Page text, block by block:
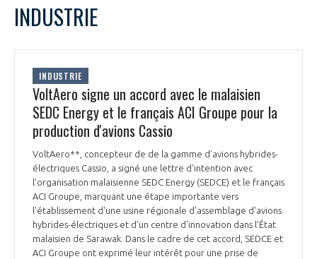
INDUSTRIE
INDUSTRIE
VoltAero signe un accord avec le malaisien
SEDC Energy et le français ACI Groupe pour la
production d'avions Cassio
VoltAero**, concepteur de de la gamme d’avions hybrides-
électriques Cassio, a signé une lettre d'intention avec
l’organisation malaisienne SEDC Energy (SEDCE) et le français
ACI Groupe, marquant une étape importante vers
l'établissement d'une usine régionale d'assemblage d'avions
hybrides-électriques et d'un centre d'innovation dans l'État
malaisien de Sarawak. Dans le cadre de cet accord, SEDCE et
ACI Groupe ont exprimé leur intérêt pour une prise de